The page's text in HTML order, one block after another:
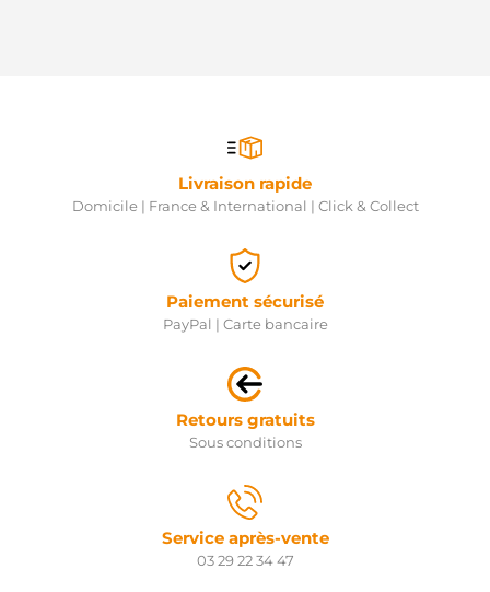
Livraison rapide
Domicile | France & International | Click & Collect
Paiement sécurisé
PayPal | Carte bancaire
Retours gratuits
Sous conditions
Service après-vente
03 29 22 34 47